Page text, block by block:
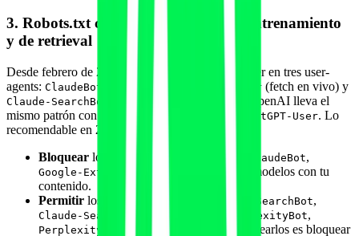
3. Robots.txt con división de bots de entrenamiento
y de retrieval
Desde febrero de 2026 Anthropic divide su crawler en tres user-
agents: ClaudeBot (entrenamiento), Claude-User (fetch en vivo) y
Claude-SearchBot
(indexación de búsqueda). OpenAI lleva el
mismo patrón con
ChatGPT-User. Lo
recomendable en 2026:
Bloquear los de entrenamiento ( ClaudeBot,
Google-Extended
) si no quieres entrenar modelos con tu
contenido.
Permitir los de retrieval y user fetch ( OAI-SearchBot,
Claude-SearchBot PerplexityBot,
Perplexity-User
). Bloquearlos es bloquear